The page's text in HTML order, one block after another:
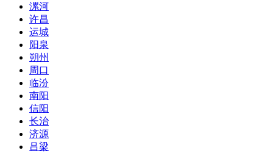
漯河
许昌
运城
阳泉
朔州
周口
临汾
南阳
信阳
长治
济源
吕梁